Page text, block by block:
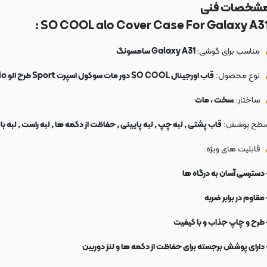
فنی
SO COOL alo Cover Case For Galaxy A31
مناسب برای گوشی:
نوع محصول: قاب اورجینال SO COOL دور مات سوکول اسپرت Sport طرح الو alo
ساختار:سخت ، مات
پوشش: قاب پشتی , لبه چپ , لبه پایینی , حفاظت از دکمه ها , لبه راست , لبه
قابلیت های ویژه:
دسترسی آسان به درگاه ها
مقاوم در برابر ضربه
طرح و چاپ جذاب و با کیفیت
دارای پوشش برجسته برای حفاظت از دکمه ها و لنز دوربین